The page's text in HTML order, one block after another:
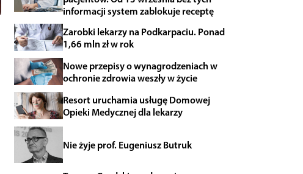
informacji system zablokuje receptę
Zarobki lekarzy na Podkarpaciu. Ponad
1,66 mln zł w rok
Nowe przepisy o wynagrodzeniach w
ochronie zdrowia weszły w życie
Resort uruchamia usługę Domowej
Opieki Medycznej dla lekarzy
Nie żyje prof. Eugeniusz Butruk